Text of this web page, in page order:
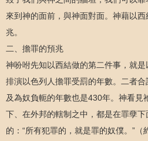
來到神的面前，與神面對面。神藉以
兆。
二、擔罪的預兆
神吩咐先知以西結做的第二件事，就
排演以色列人擔罪受罰的年數。二者
及為奴負軛的年數也是430年。神看見
下、在外邦的轄制之中，都是在罪孽
的：“所有犯罪的，就是罪的奴僕。”